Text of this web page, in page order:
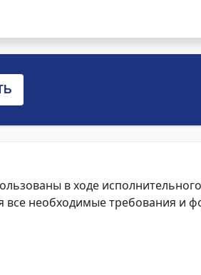
в ходе
все необходимые требования и